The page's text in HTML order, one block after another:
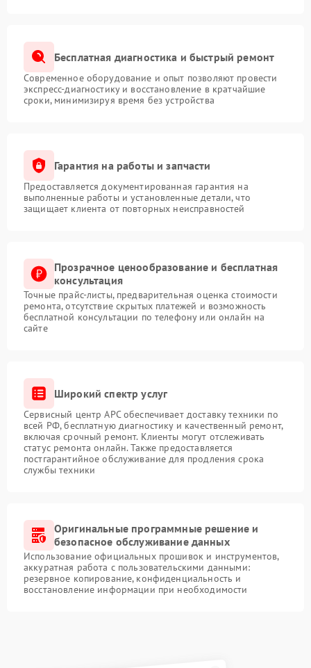
Бесплатная диагностика и быстрый ремонт
Современное оборудование и опыт позволяют провести
экспресс-диагностику и восстановление в кратчайшие
сроки, минимизируя время без устройства
Гарантия на работы и запчасти
Предоставляется документированная гарантия на
выполненные работы и установленные детали, что
защищает клиента от повторных неисправностей
Прозрачное ценообразование и бесплатная
консультация
Точные прайс-листы, предварительная оценка стоимости
ремонта, отсутствие скрытых платежей и возможность
бесплатной консультации по телефону или онлайн на
сайте
Широкий спектр услуг
Сервисный центр APC обеспечивает доставку техники по
всей РФ, бесплатную диагностику и качественный ремонт,
включая срочный ремонт. Клиенты могут отслеживать
статус ремонта онлайн. Также предоставляется
постгарантийное обслуживание для продления срока
службы техники
Оригинальные программные решение и
безопасное обслуживание данных
Использование официальных прошивок и инструментов,
аккуратная работа с пользовательскими данными:
резервное копирование, конфиденциальность и
восстановление информации при необходимости